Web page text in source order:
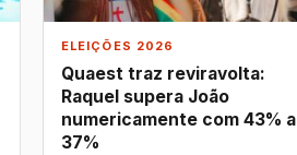
ELEIÇÕES 2026
Quaest traz reviravolta:
Raquel supera João
numericamente com 43% a
37%